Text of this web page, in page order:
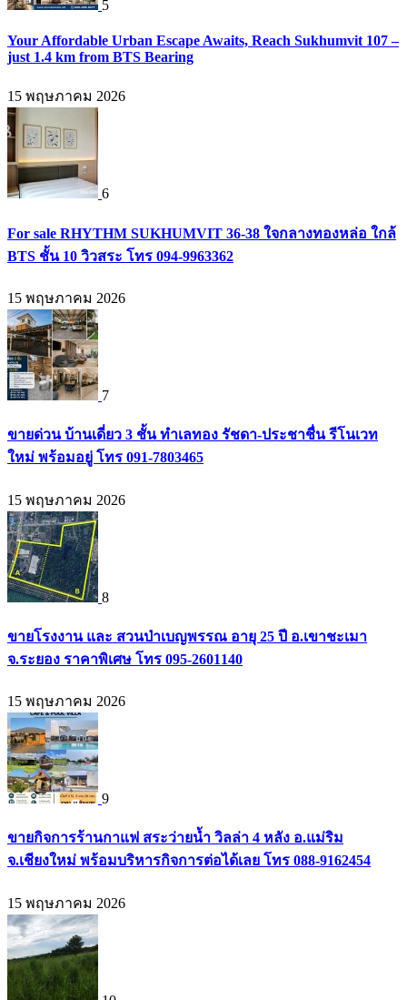
5
Your Affordable Urban Escape Awaits, Reach Sukhumvit 107 –
just 1.4 km from BTS Bearing
15 พฤษภาคม 2026
6
For sale RHYTHM SUKHUMVIT 36-38 ใจกลางทองหล่อ ใกล้
BTS ชั้น 10 วิวสระ โทร 094-9963362
15 พฤษภาคม 2026
7
ขายด่วน บ้านเดี่ยว 3 ชั้น ทำเลทอง รัชดา-ประชาชื่น รีโนเวท
ใหม่ พร้อมอยู่ โทร 091-7803465
15 พฤษภาคม 2026
8
ขายโรงงาน และ สวนป่าเบญพรรณ อายุ 25 ปี อ.เขาชะเมา
จ.ระยอง ราคาพิเศษ โทร 095-2601140
15 พฤษภาคม 2026
9
ขายกิจการร้านกาแฟ สระว่ายน้ำ วิลล่า 4 หลัง อ.แม่ริม
จ.เชียงใหม่ พร้อมบริหารกิจการต่อได้เลย โทร 088-9162454
15 พฤษภาคม 2026